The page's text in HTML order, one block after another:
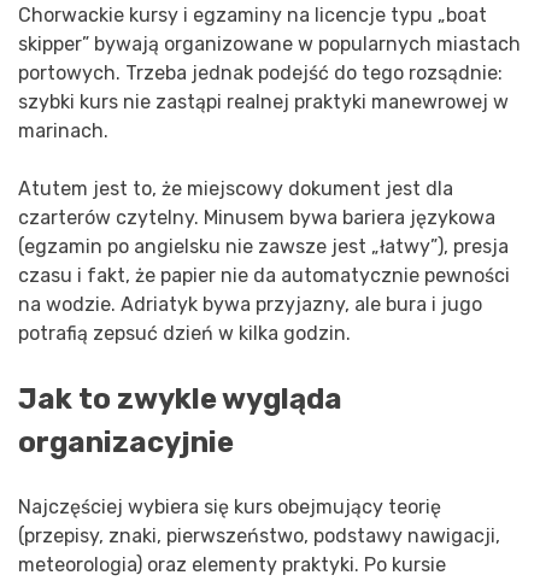
Chorwackie kursy i egzaminy na licencje typu „boat
skipper” bywają organizowane w popularnych miastach
portowych. Trzeba jednak podejść do tego rozsądnie:
szybki kurs nie zastąpi realnej praktyki manewrowej w
marinach.
Atutem jest to, że miejscowy dokument jest dla
czarterów czytelny. Minusem bywa bariera językowa
(egzamin po angielsku nie zawsze jest „łatwy”), presja
czasu i fakt, że papier nie da automatycznie pewności
na wodzie. Adriatyk bywa przyjazny, ale bura i jugo
potrafią zepsuć dzień w kilka godzin.
Jak to zwykle wygląda
organizacyjnie
Najczęściej wybiera się kurs obejmujący teorię
(przepisy, znaki, pierwszeństwo, podstawy nawigacji,
meteorologia) oraz elementy praktyki. Po kursie